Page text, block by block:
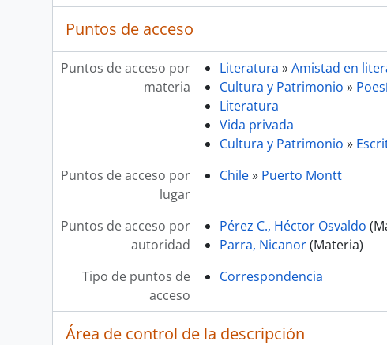
Puntos de acceso
Puntos de acceso por
materia
Literatura »Amistad en
Cultura y Patrimonio »
Literatura
Vida privada
Cultura y Patrimonio »
Puntos de acceso por
lugar
Chile» Puerto Montt
Puntos de acceso por
autoridad
Pérez C., Héctor Osvaldo
Parra, Nicanor(Materia)
Tipo de puntos de
acceso
Correspondencia
Área de control de la descripción